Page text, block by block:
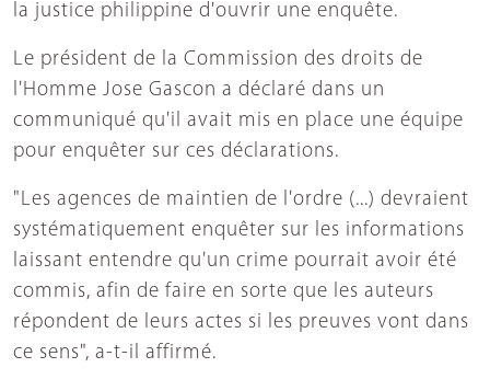
la justice philippine d'ouvrir une enquête.
Le président de la Commission des droits de
l'Homme Jose Gascon a déclaré dans un
communiqué qu'il avait mis en place une équipe
pour enquêter sur ces déclarations.
"Les agences de maintien de l'ordre (...) devraient
systématiquement enquêter sur les informations
laissant entendre qu'un crime pourrait avoir été
commis, afin de faire en sorte que les auteurs
répondent de leurs actes si les preuves vont dans
ce sens", a-t-il affirmé.